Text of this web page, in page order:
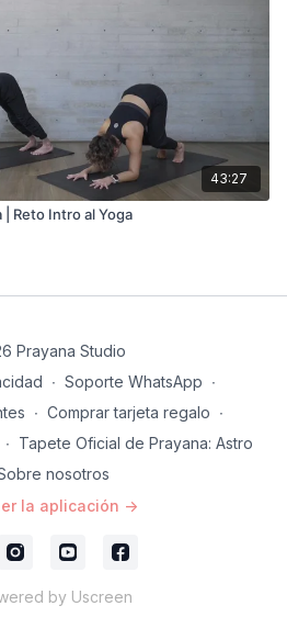
43:27
| Reto Intro al Yoga
Prayana Studio
∙ Soporte WhatsApp ∙
∙ Comprar tarjeta regalo ∙
∙ Tapete Oficial de Prayana: Astro
nosotros
la aplicación ->
by Uscreen